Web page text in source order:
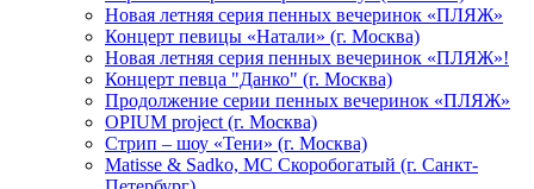
Новая летняя серия пенных вечеринок «ПЛЯЖ»
Концерт певицы «Натали» (г. Москва)
Новая летняя серия пенных вечеринок «ПЛЯЖ»!
Концерт певца "Данко" (г. Москва)
Продолжение серии пенных вечеринок «ПЛЯЖ»
OPIUM project (г. Москва)
Стрип – шоу «Тени» (г. Москва)
Matissе & Sadko, MC Скоробогатый (г. Санкт-